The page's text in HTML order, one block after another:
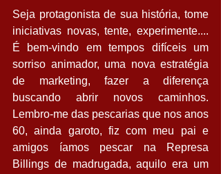
Seja protagonista de sua história, tome
iniciativas novas, tente, experimente....
É bem-vindo em tempos difíceis um
sorriso animador, uma nova estratégia
de marketing, fazer a diferença
buscando abrir novos caminhos.
Lembro-me das pescarias que nos anos
60, ainda garoto, fiz com meu pai e
amigos íamos pescar na Represa
Billings de madrugada, aquilo era um